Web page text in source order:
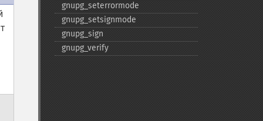
gnupg_​seterrormode
gnupg_​setsignmode
gnupg_​sign
gnupg_​verify